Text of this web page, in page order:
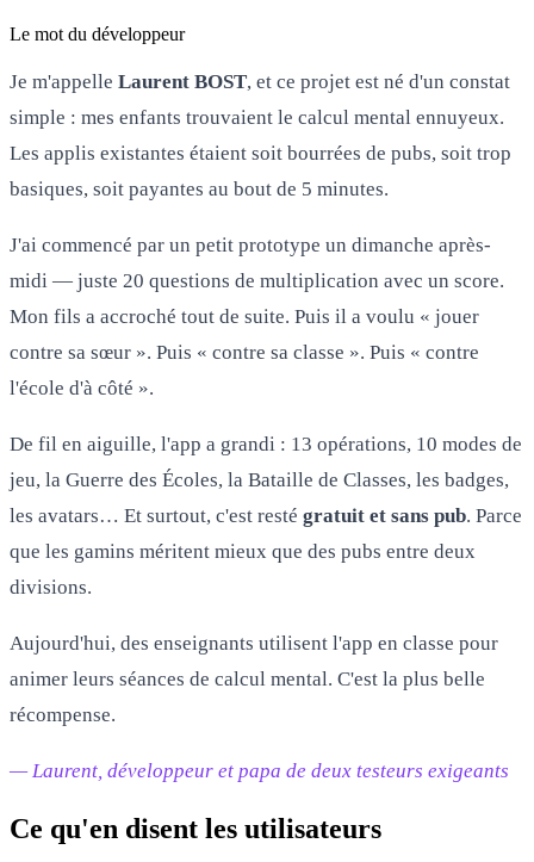
Le mot du développeur
Je m'appelle Laurent BOST, et ce projet est né d'un constat
simple : mes enfants trouvaient le calcul mental ennuyeux.
Les applis existantes étaient soit bourrées de pubs, soit trop
basiques, soit payantes au bout de 5 minutes.
J'ai commencé par un petit prototype un dimanche après-
midi — juste 20 questions de multiplication avec un score.
Mon fils a accroché tout de suite. Puis il a voulu « jouer
contre sa sœur ». Puis « contre sa classe ». Puis « contre
l'école d'à côté ».
De fil en aiguille, l'app a grandi : 13 opérations, 10 modes de
jeu, la Guerre des Écoles, la Bataille de Classes, les badges,
les avatars… Et surtout, c'est resté gratuit et sans pub. Parce
que les gamins méritent mieux que des pubs entre deux
divisions.
Aujourd'hui, des enseignants utilisent l'app en classe pour
animer leurs séances de calcul mental. C'est la plus belle
récompense.
— Laurent, développeur et papa de deux testeurs exigeants
Ce qu'en disent les utilisateurs